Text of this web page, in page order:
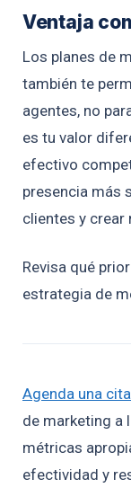
Ventaja
Los planes de
también te
agentes, no
es tu valor
efectivo
presencia más
clientes y crear
Revisa qué
estrategia de
Agenda una
de marketing a
métricas
efectividad y